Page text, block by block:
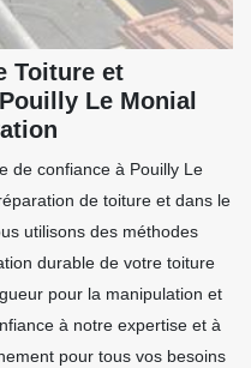
Toiture et
Le Monial
de confiance à Pouilly Le
de toiture et dans le
utilisons des méthodes
durable de votre toiture
pour la manipulation et
à notre expertise et à
pour tous vos besoins